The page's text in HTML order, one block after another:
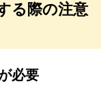
る際の注意
必要